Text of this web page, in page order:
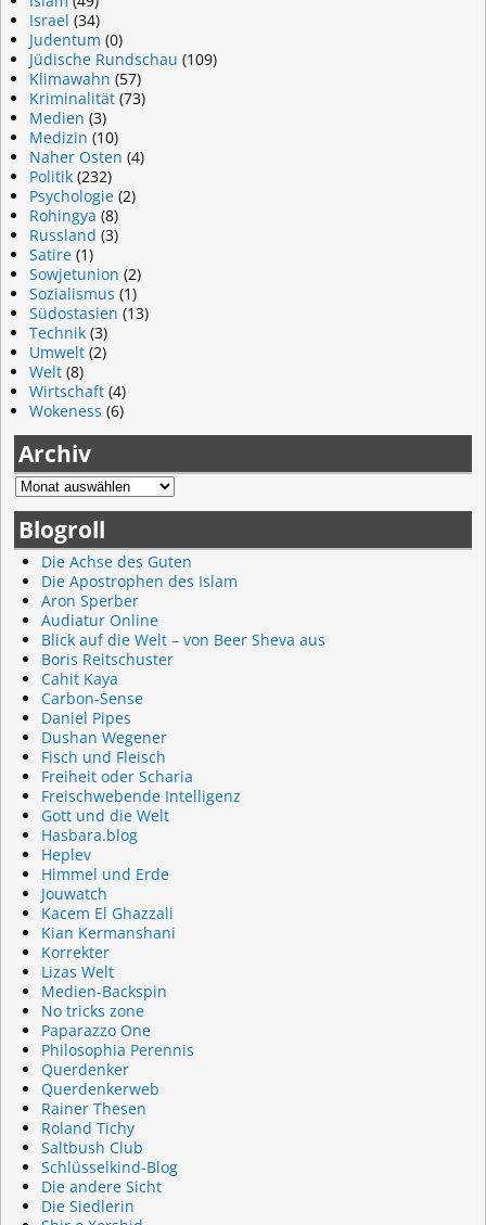
Israel (34)
Judentum (0)
Jüdische Rundschau (109)
Klimawahn (57)
Kriminalität (73)
Medien (3)
Medizin (10)
Naher Osten (4)
Politik (232)
Psychologie (2)
Rohingya (8)
Russland (3)
Satire (1)
Sowjetunion (2)
Sozialismus (1)
Südostasien (13)
Technik (3)
Umwelt (2)
Welt (8)
Wirtschaft (4)
Wokeness (6)
Archiv
Blogroll
Die Achse des Guten
Die Apostrophen des Islam
Aron Sperber
Audiatur Online
Blick auf die Welt – von Beer Sheva aus
Boris Reitschuster
Cahit Kaya
Carbon-Sense
Daniel Pipes
Dushan Wegener
Fisch und Fleisch
Freiheit oder Scharia
Freischwebende Intelligenz
Gott und die Welt
Hasbara.blog
Heplev
Himmel und Erde
Jouwatch
Kacem El Ghazzali
Kian Kermanshani
Korrekter
Lizas Welt
Medien-Backspin
No tricks zone
Paparazzo One
Philosophia Perennis
Querdenker
Querdenkerweb
Rainer Thesen
Roland Tichy
Saltbush Club
Schlüsselkind-Blog
Die andere Sicht
Die Siedlerin